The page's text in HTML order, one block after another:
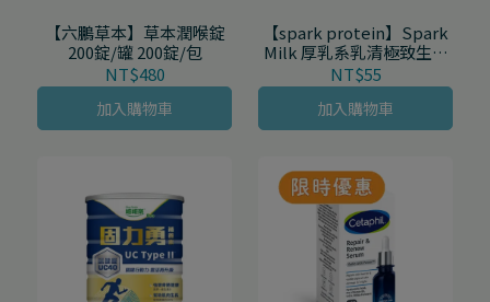
【六鵬草本】草本潤喉錠
200錠/罐 200錠/包
NT$480
加入購物車
【spark protein】Spark
Milk 厚乳系乳清極致生乳
（無甜味）30g/包
NT$55
加入購物車